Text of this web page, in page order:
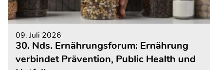
09. Juli 2026
30. Nds. Ernährungsforum: Ernährung
verbindet Prävention, Public Health und